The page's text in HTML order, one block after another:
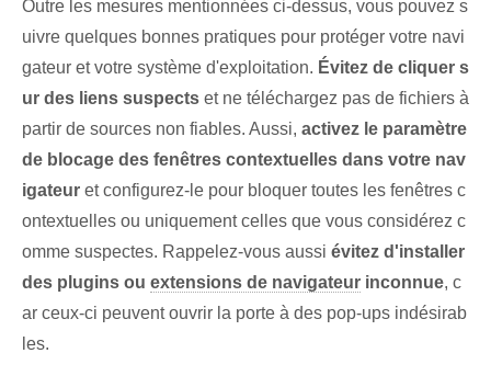
Outre les mesures ⁢mentionnées ci-dessus, vous pouvez s
uivre quelques bonnes pratiques pour⁢ protéger votre navi
gateur et votre système d'exploitation. Évitez de cliquer s
ur des liens suspects et ne téléchargez pas de fichiers ⁢à
partir de sources non fiables. Aussi,⁤ activez le paramètre
de blocage des fenêtres contextuelles dans votre nav
igateur et configurez-le pour bloquer toutes les fenêtres c
ontextuelles ou uniquement celles que vous considérez c
omme suspectes. Rappelez-vous aussi évitez d'installer
des plugins ou extensions de navigateur inconnue, c
ar ceux-ci peuvent ouvrir la porte à des pop-ups indésirab
les.